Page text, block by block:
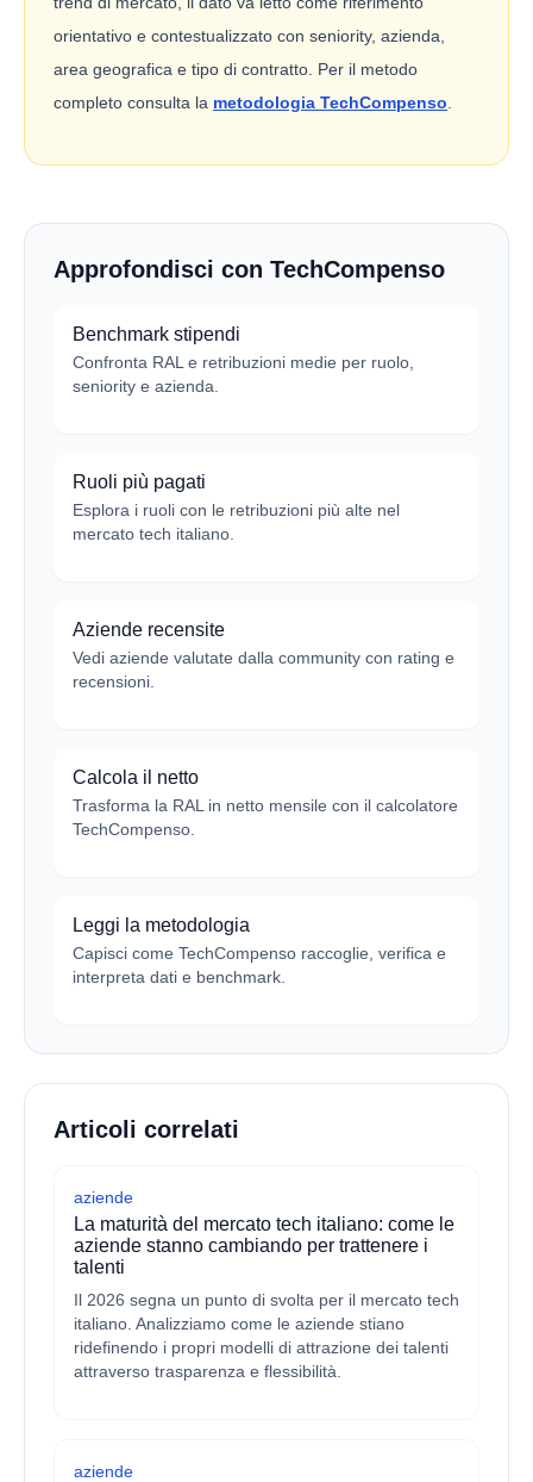
orientativo e contestualizzato con seniority, azienda,
area geografica e tipo di contratto. Per il metodo
completo consulta la metodologia TechCompenso
Approfondisci con TechCompenso
Benchmark stipendi
Confronta RAL e retribuzioni medie per ruolo,
seniority e azienda.
Ruoli più pagati
Esplora i ruoli con le retribuzioni più alte nel
mercato tech italiano.
Aziende recensite
Vedi aziende valutate dalla community con rating e
recensioni.
Calcola il netto
Trasforma la RAL in netto mensile con il calcolatore
TechCompenso.
Leggi la metodologia
Capisci come TechCompenso raccoglie, verifica e
interpreta dati e benchmark.
Articoli correlati
aziende
La maturità del mercato tech italiano: come le
aziende stanno cambiando per trattenere i
talenti
Il 2026 segna un punto di svolta per il mercato tech
italiano. Analizziamo come le aziende stiano
ridefinendo i propri modelli di attrazione dei talenti
attraverso trasparenza e flessibilità.
aziende